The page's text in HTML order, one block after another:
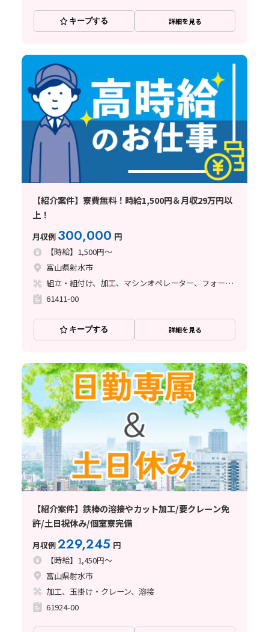
キープする 詳細を見る
【紹介案件】寮費無料！時給1,500円＆月収29万円以
上！
月収例 300,000 円
【時給】1,500円～
富山県射水市
組立・組付け、加工、マシンオペレーター、フォークリフト、玉掛け・クレーン
61411-00
キープする 詳細を見る
【紹介案件】鉄棒の溶接やカット加工/要クレーン免
許/土日祝休み/個室寮完備
月収例229,245 円
【時給】1,450円～
富山県射水市
加工、玉掛け・クレーン、溶接
61924-00